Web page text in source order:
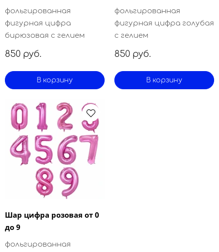
фольгированная
фигурная цифра
бирюзовая с гелием
850 руб.
В корзину
фольгированная
фигурная цифра голубая
с гелием
850 руб.
В корзину
Шар цифра розовая от 0
до 9
фольгированная